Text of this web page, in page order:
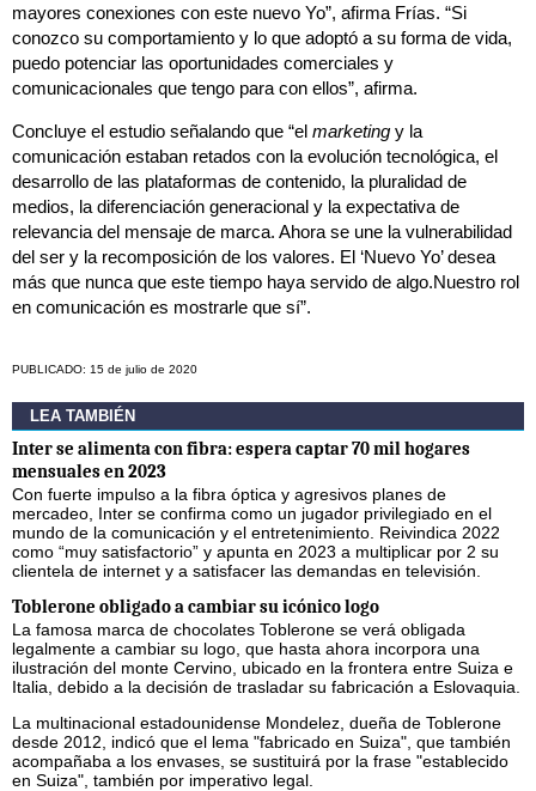
mayores conexiones con este nuevo Yo”, afirma Frías. “Si
conozco su comportamiento y lo que adoptó a su forma de vida,
puedo potenciar las oportunidades comerciales y
comunicacionales que tengo para con ellos”, afirma.
Concluye el estudio señalando que “el marketing y la
comunicación estaban retados con la evolución tecnológica, el
desarrollo de las plataformas de contenido, la pluralidad de
medios, la diferenciación generacional y la expectativa de
relevancia del mensaje de marca. Ahora se une la vulnerabilidad
del ser y la recomposición de los valores. El ‘Nuevo Yo’ desea
más que nunca que este tiempo haya servido de algo.Nuestro rol
en comunicación es mostrarle que sí”.
PUBLICADO: 15 de julio de 2020
LEA TAMBIÉN
Inter se alimenta con fibra: espera captar 70 mil hogares
mensuales en 2023
Con fuerte impulso a la fibra óptica y agresivos planes de
mercadeo, Inter se confirma como un jugador privilegiado en el
mundo de la comunicación y el entretenimiento. Reivindica 2022
como “muy satisfactorio” y apunta en 2023 a multiplicar por 2 su
clientela de internet y a satisfacer las demandas en televisión.
Toblerone obligado a cambiar su icónico logo
La famosa marca de chocolates Toblerone se verá obligada
legalmente a cambiar su logo, que hasta ahora incorpora una
ilustración del monte Cervino, ubicado en la frontera entre Suiza e
Italia, debido a la decisión de trasladar su fabricación a Eslovaquia.
La multinacional estadounidense Mondelez, dueña de Toblerone
desde 2012, indicó que el lema "fabricado en Suiza", que también
acompañaba a los envases, se sustituirá por la frase "establecido
en Suiza", también por imperativo legal.